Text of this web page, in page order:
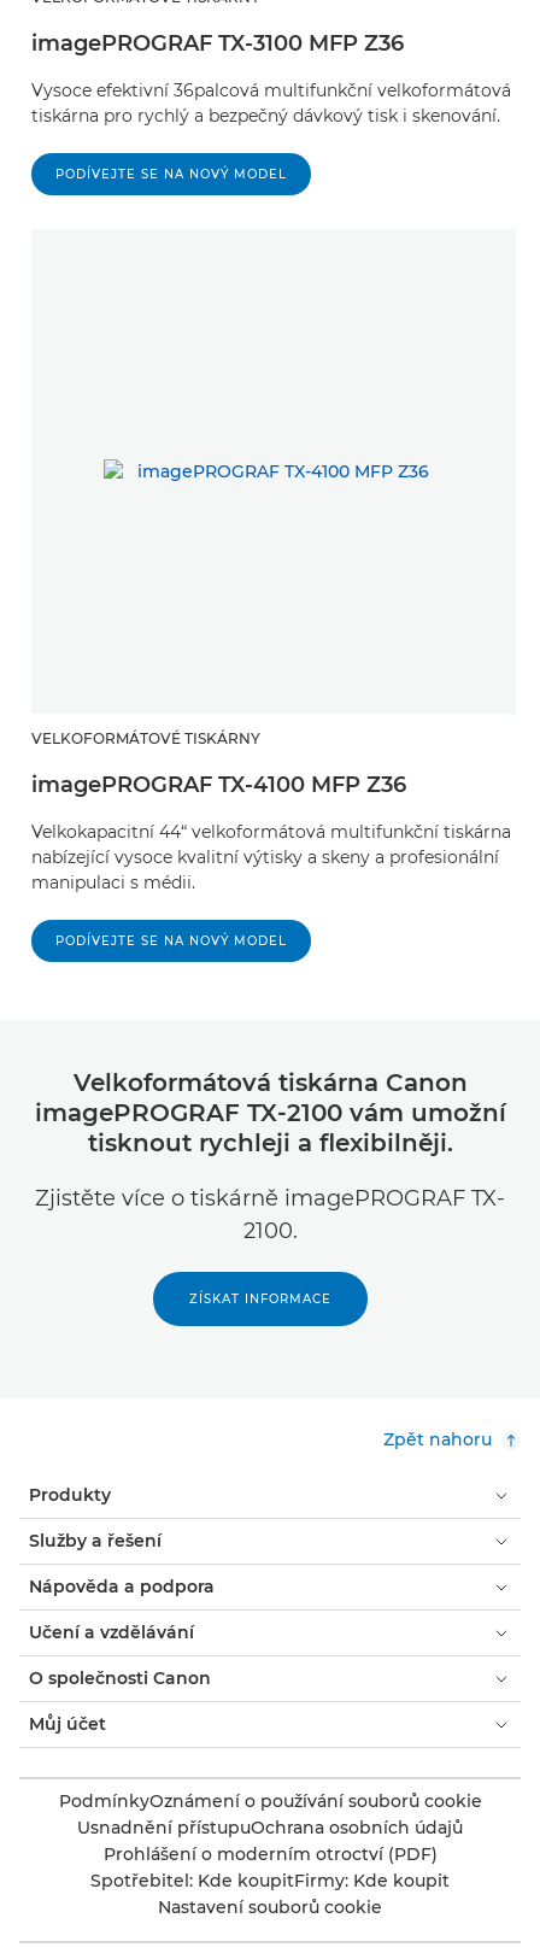
imagePROGRAF TX-3100 MFP Z36
Vysoce efektivní 36palcová multifunkční velkoformátová
tiskárna pro rychlý a bezpečný dávkový tisk i skenování.
PODÍVEJTE SE NA NOVÝ MODEL
VELKOFORMÁTOVÉ TISKÁRNY
imagePROGRAF TX-4100 MFP Z36
Velkokapacitní 44“ velkoformátová multifunkční tiskárna
nabízející vysoce kvalitní výtisky a skeny a profesionální
manipulaci s médii.
PODÍVEJTE SE NA NOVÝ MODEL
Velkoformátová tiskárna Canon
imagePROGRAF TX-2100 vám umožní
tisknout rychleji a flexibilněji.
Zjistěte více o tiskárně imagePROGRAF TX-
2100.
ZÍSKAT INFORMACE
Zpět nahoru
Produkty
Služby a řešení
Nápověda a podpora
Učení a vzdělávání
O společnosti Canon
Můj účet
PodmínkyOznámení o používání souborů cookie
Usnadnění přístupuOchrana osobních údajů
Prohlášení o moderním otroctví (PDF)
Spotřebitel: Kde koupitFirmy: Kde koupit
Nastavení souborů cookie